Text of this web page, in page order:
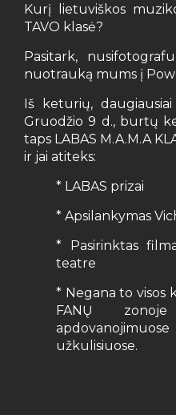
Kurį lietuviškos
TAVO klasė?
Pasitark,
nuotrauką mums į
Iš keturių,
Gruodžio 9 d., burtų
taps LABAS M.A.M.A
ir jai atiteks:
* LABAS prizai
* Apsilankymas
* Pasirinktas
teatre
* Negana to visos
FANŲ
užkulisiuose.